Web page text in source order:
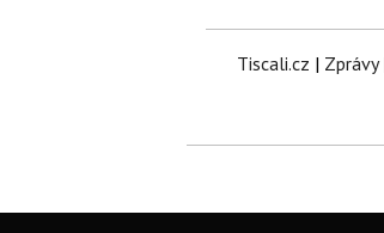
Tiscali.cz | Zprávy